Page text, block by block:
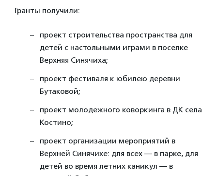
Гранты получили:
проект строительства пространства для
детей с настольными играми в поселке
Верхняя Синячиха;
проект фестиваля к юбилею деревни
Бутаковой;
проект молодежного коворкинга в ДК села
Костино;
проект организации мероприятий в
Верхней Синячихе: для всех — в парке, для
детей во время летних каникул — в